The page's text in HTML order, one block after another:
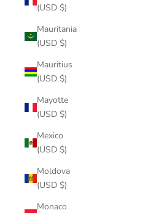
(USD $)
Mauritania
(USD $)
Mauritius
(USD $)
Mayotte
(USD $)
Mexico
(USD $)
Moldova
(USD $)
Monaco